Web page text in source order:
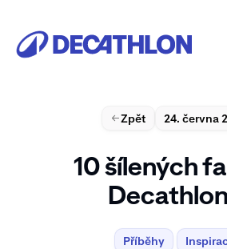
Zpět 24. června
10 šílených
Příběhy